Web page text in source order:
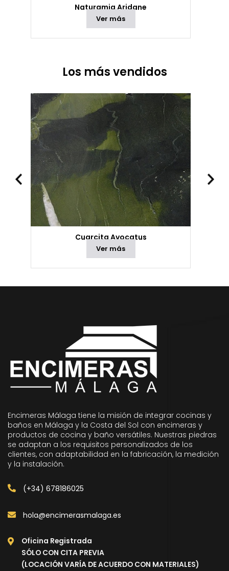
Naturamia Aridane
Ver más
Los más vendidos
Cuarcita Avocatus
Ver más
Encimeras Málaga tiene la misión de integrar cocinas y
baños en Málaga y la Costa del Sol con encimeras y
productos de cocina y baño versátiles. Nuestras piedras
se adaptan a los requisitos personalizados de los
clientes, con adaptabilidad en la fabricación, la medición
y la instalación.
(+34) 678186025
hola@encimerasmalaga.es
Oficina Registrada
SÓLO CON CITA PREVIA
(LOCACIÓN VARÍA DE ACUERDO CON MATERIALES)